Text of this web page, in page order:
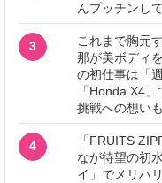
んプッチンし
3
これまで胸元
那が美ボディ
の初仕事は「
「Honda X4
挑戦への想い
4
「FRUITS
なが待望の初
イ」でメリハ